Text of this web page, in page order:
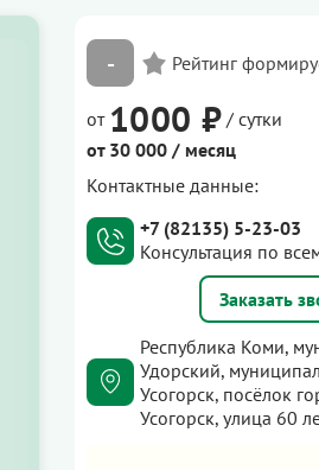
-
от 1000 ₽/ сутки
от 30 000 / месяц
Контактные данные:
+7 (82135) 5-23-03
Консультация по
Заказать
Республика Коми,
Удорский,
Усогорск, посёлок
Усогорск, улица 60